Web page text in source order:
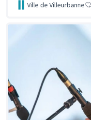
Ville de Villeurbanne